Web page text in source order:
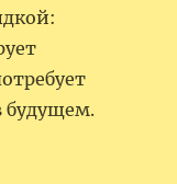
будущем.